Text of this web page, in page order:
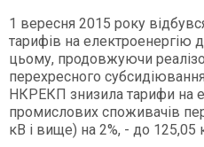
1 вересня 2015 року
тарифів на електроенергію
цьому, продовжуючи
перехресного
НКРЕКП знизила тарифи на
промислових споживачів
кВ і вище) на 2%, - до 125,05